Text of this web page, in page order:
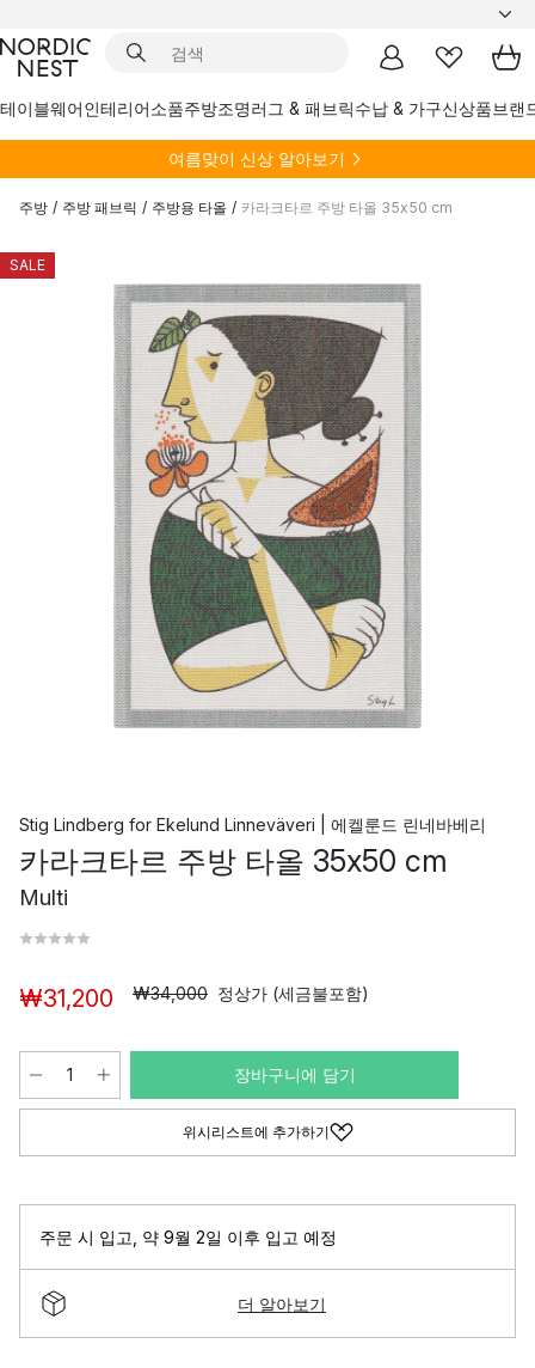
테이블웨어인테리어소품주방조명러그 & 패브릭수납 & 가구신상품브랜
여름맞이 신상 알아보기
주방 / 주방 패브릭 / 주방용 타올 / 카라크타르 주방 타올 35x50 cm
SALE
Stig Lindberg for Ekelund Linneväveri | 에켈룬드 린네바베리
카라크타르 주방 타올 35x50 cm
Multi
₩31,200 ₩34,000 정상가 (세금불포함)
장바구니에 담기
위시리스트에 추가하기
주문 시 입고 약 9월 2일 이후 입고 예정
더 알아보기